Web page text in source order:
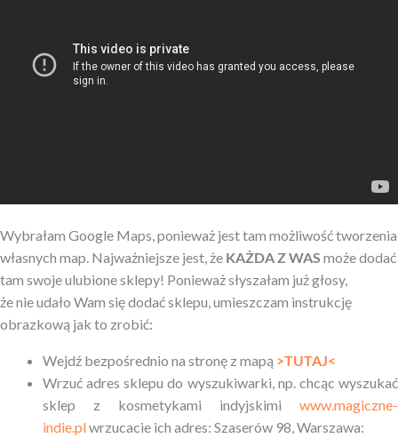
Wybrałam Google Maps, ponieważ jest tam możliwość tworzenia
własnych map. Najważniejsze jest, że KAŻDA Z WAS może dodać
tam swoje ulubione sklepy! Ponieważ słyszałam już głosy,
że nie udało Wam się dodać sklepu, umieszczam instrukcję
obrazkową jak to zrobić:
Wejdź bezpośrednio na stronę z mapą >TUTAJ<
Wrzuć adres sklepu do wyszukiwarki, np. chcąc wyszukać
sklep z kosmetykami indyjskimi www.magiczne-
indie.plwrzucacie ich adres: Szaserów 98, Warszawa: